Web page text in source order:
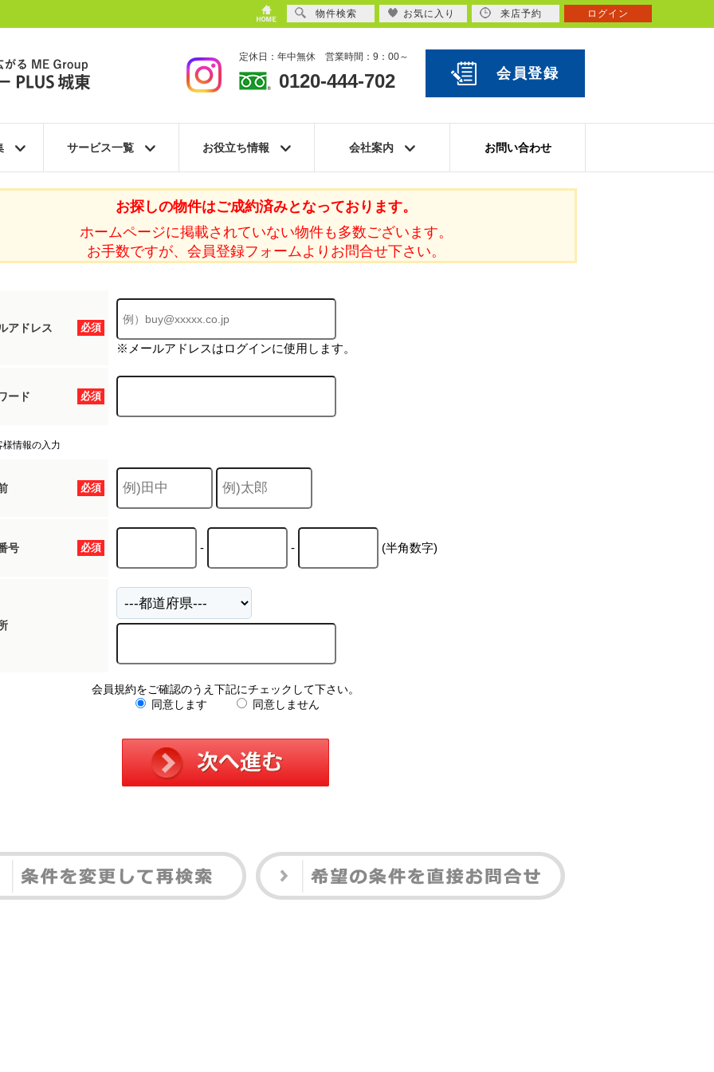
定休日：年中無休 営業時間：9：00～
0120-444-702 会員登録
サービス一覧 お役立ち情報 会社案内 お問い合わせ
お探しの物件はご成約済みとなっております。
ホームページに掲載されていない物件も多数ございます。
お手数ですが、会員登録フォームよりお問合せ下さい。
必須
アドレス
※メールアドレスはログインに使用します。
必須
ード
様情報の入力
必須
必須
号 - - (半角数字)
会員規約をご確認のうえ下記にチェックして下さい。
同意します
同意しません
物件検索 お気に入り 来店予約 ログイン